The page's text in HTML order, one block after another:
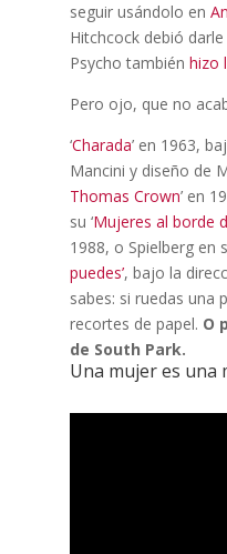
seguir usándolo en
Hitchcock debió
Psycho también hizo
Pero ojo, que no
‘Charada’ en 1963,
Mancini y diseño de
Thomas Crown’ en
su ‘Mujeres al borde
1988, o Spielberg en
puedes’, bajo la
sabes: si ruedas una
recortes de papel. O
de South Park.
Una mujer es una